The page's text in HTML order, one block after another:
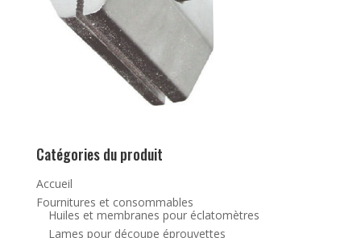
Catégories du produit
Accueil
Fournitures et consommables
Huiles et membranes pour éclatomètres
Lames pour découpe éprouvettes